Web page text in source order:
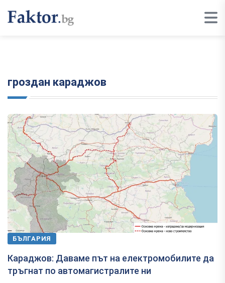
гроздан караджов
БЪЛГАРИЯ
Караджов: Даваме път на електромобилите да
тръгнат по автомагистралите ни